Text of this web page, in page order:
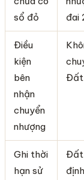
sổ đỏ
đai
Điều
kiện
bên
nhận
chuyển
nhượng
Đất
Ghi thời
hạn sử
Đất